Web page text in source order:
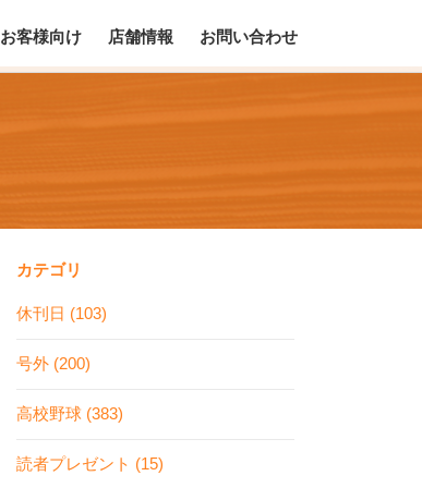
お客様向け 店舗情報 お問い合わせ
カテゴリ
休刊日 (103)
号外 (200)
高校野球 (383)
読者プレゼント (15)